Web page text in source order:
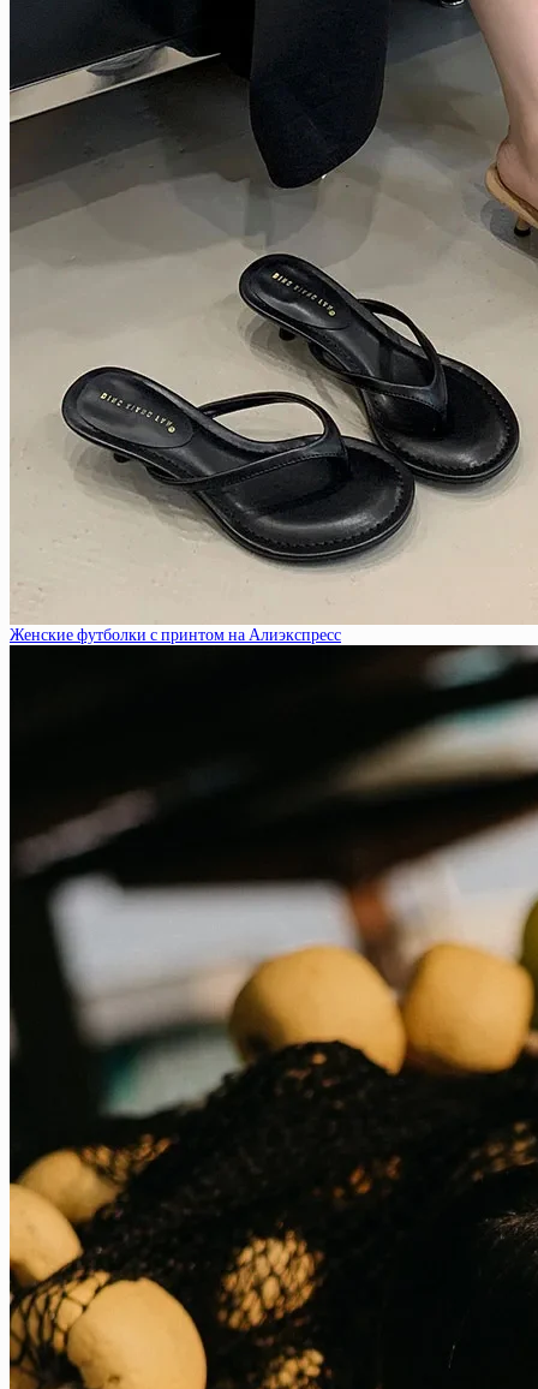
Женские футболки с принтом на Алиэкспресс